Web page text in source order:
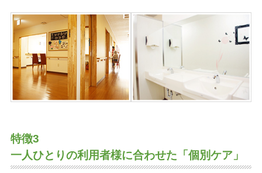
特徴3
一人ひとりの利用者様に合わせた「個別ケア」